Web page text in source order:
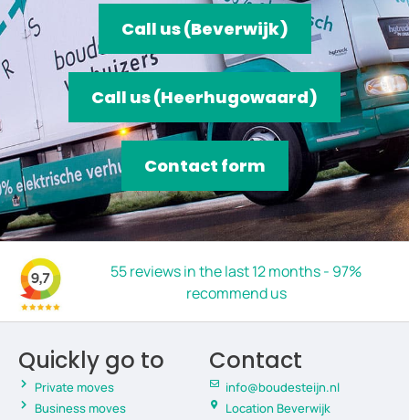
Call us (Beverwijk)
Call us (Heerhugowaard)
Contact form
55 reviews in the last 12 months - 97%
recommend us
Contact
info@boudesteijn.nl
Location Beverwijk
Quickly go to
Private moves
Business moves